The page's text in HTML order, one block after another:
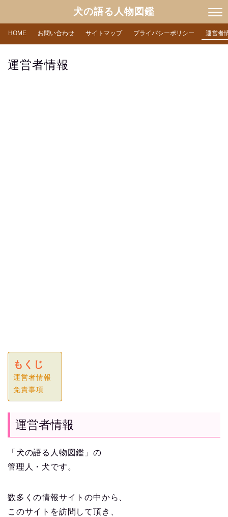
犬の語る人物図鑑
HOME お問い合わせ サイトマップ プライバシーポリシー 運営者
運営者情報
もくじ
運営者情報
免責事項
運営者情報
「犬の語る人物図鑑」の
管理人・犬です。
数多くの情報サイトの中から、
このサイトを訪問して頂き、